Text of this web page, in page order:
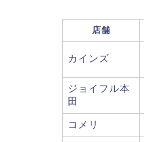
店舗
カインズ
ジョイフル本
田
コメリ